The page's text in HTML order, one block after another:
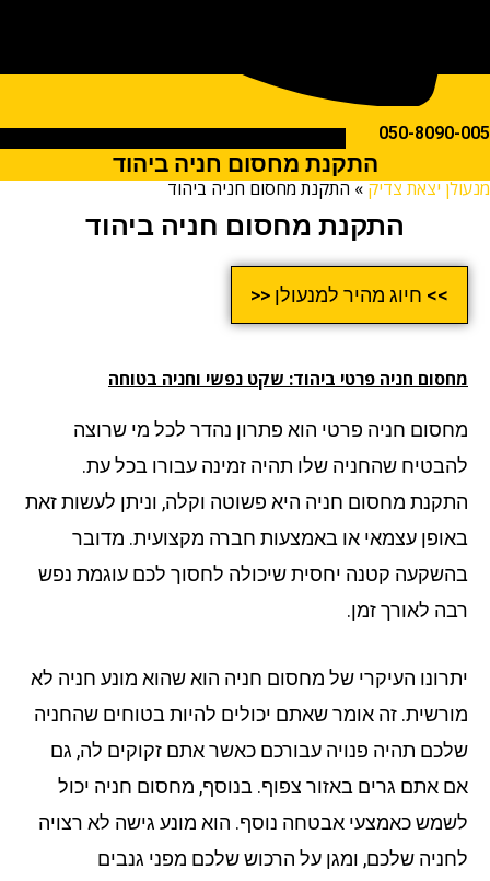
050-
התקנת מחסום חניה ביהוד
יצאת צדיק»התקנת מחסום חניה ביהוד
התקנת מחסום חניה ביהוד
>> חיוג מהיר למנעולן <<
חניה פרטי ביהוד: שקט נפשי וחניה בטוחה
חניה פרטי הוא פתרון נהדר לכל מי שרוצה
שהחניה שלו תהיה זמינה עבורו בכל עת.
מחסום חניה היא פשוטה וקלה, וניתן לעשות זאת
עצמאי או באמצעות חברה מקצועית. מדובר
קטנה יחסית שיכולה לחסוך לכם עוגמת נפש
לאורך זמן.
העיקרי של מחסום חניה הוא שהוא מונע חניה לא
זה אומר שאתם יכולים להיות בטוחים שהחניה
תהיה פנויה עבורכם כאשר אתם זקוקים לה, גם
אתם גרים באזור צפוף. בנוסף, מחסום חניה יכול
כאמצעי אבטחה נוסף. הוא מונע גישה לא רצויה
שלכם, ומגן על הרכוש שלכם מפני גנבים